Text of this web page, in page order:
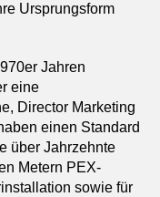
Ursprungsform
Jahren
eine
Director Marketing
einen Standard
über Jahrzehnte
Metern PEX-
sowie für